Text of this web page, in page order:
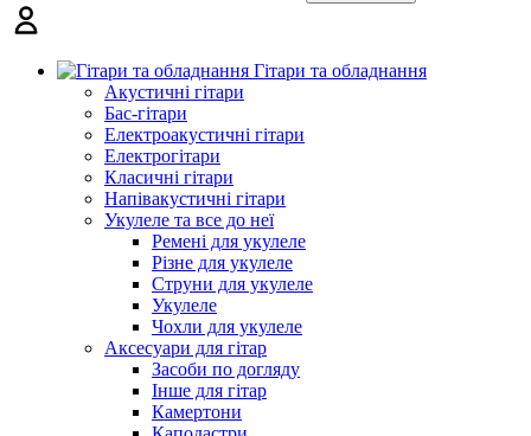
Гітари та обладнання
Акустичні гітари
Бас-гітари
Електроакустичні гітари
Електрогітари
Класичні гітари
Напівакустичні гітари
Укулеле та все до неї
Ремені для укулеле
Різне для укулеле
Струни для укулеле
Укулеле
Чохли для укулеле
Аксесуари для гітар
Засоби по догляду
Інше для гітар
Камертони